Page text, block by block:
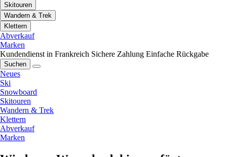
Skitouren
Wandern & Trek
Klettern
Abverkauf
Marken
Kundendienst in Frankreich Sichere Zahlung Einfache Rückgabe
Suchen
Neues
Ski
Snowboard
Skitouren
Wandern & Trek
Klettern
Abverkauf
Marken